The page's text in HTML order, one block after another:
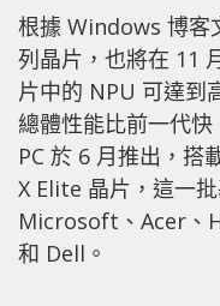
根據 Windows 博客
列晶片，也將在 11
片中的 NPU 可達到
總體性能比前一代
PC 於 6 月推出，
X Elite 晶片，這一
Microsoft、Acer、
和 Dell。